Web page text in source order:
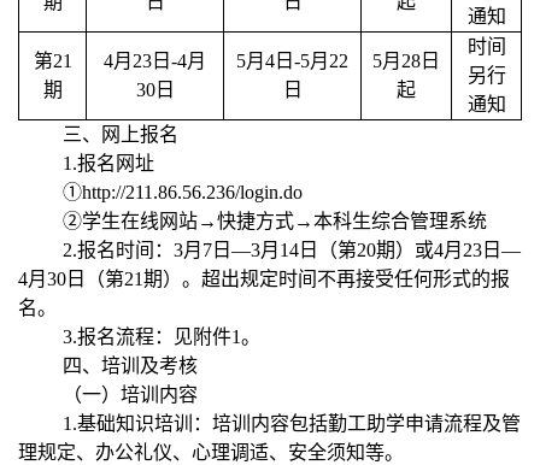
通知
第21
期
4月 23 日 -4月
30日
5月 4 日 -5月 22
日
5月 28 日
起
时间
另行
通知
三、网上报名
1.报名网址
①http://211.86.56.236/login.do
②学生在线网站→快捷方式→本科生综合管理系统
2.报名时间： 3月 7 日—3月 14 日（第20期）或4月 23 日—
4月 30 日（第21期）。超出规定时间不再接受任何形式的报
名。
3.报名流程：见 附件1。
四、培训及考核
（一）培训内容
1.基础知识培训：培训内容包括勤工助学申请流程及管
理规定、办公礼仪、心理调适、安全须知等。